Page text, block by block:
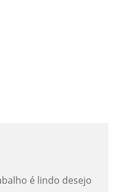
é lindo desejo